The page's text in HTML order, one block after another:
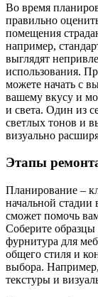
Во время
правильно
помещения
например,
выглядят
использования.
можете начать с
вашему вкусу и
и света. Один из
светлых тонов и
визуально
Этапы
Планирование –
начальной стадии
сможет помочь
Соберите образцы
фурнитура для
общего стиля и
выбора.
текстуры и